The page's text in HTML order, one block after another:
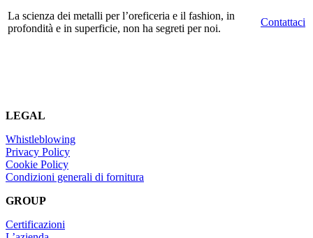
La scienza dei metalli per l’oreficeria e il fashion, in
profondità e in superficie, non ha segreti per noi.
Contattaci
LEGAL
Whistleblowing
Privacy Policy
Cookie Policy
Condizioni generali di fornitura
GROUP
Certificazioni